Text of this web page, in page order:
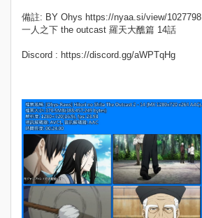
備註: BY Ohys https://nyaa.si/view/1027798
一人之下 the outcast 羅天大醮篇 14話
Discord : https://discord.gg/aWPTqHg